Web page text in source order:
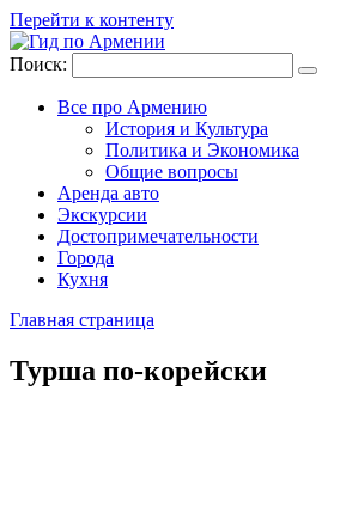
Перейти к контенту
Поиск:
Все про Армению
История и Культура
Политика и Экономика
Общие вопросы
Аренда авто
Экскурсии
Достопримечательности
Города
Кухня
Главная страница
Турша по-корейски